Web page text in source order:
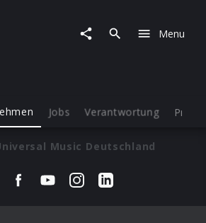
Menu
Jobs Verantwortung
Music Deutschland